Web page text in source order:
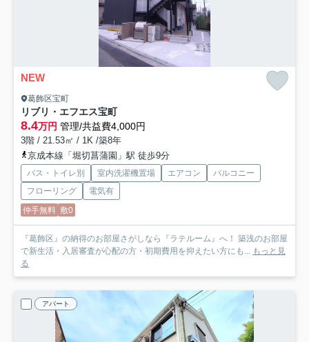
NEW
葛飾区宝町
リブリ・エフエス宝町
8.4万円 管理/共益費4,000円
3階 / 21.53㎡ / 1K /築8年
京成本線「堀切菖蒲園」駅 徒歩9分
バス・トイレ別 室内洗濯機置場 エアコン
バルコニー
フローリング
電気有
仲手無料 敷0
『葛飾区』の納得のお部屋さがしなら『ラテルーム』へ！ 築浅のお部屋
で新生活・入居審査が心配の方・初期費用を抑えたい方にも... もっと見
る
アパート